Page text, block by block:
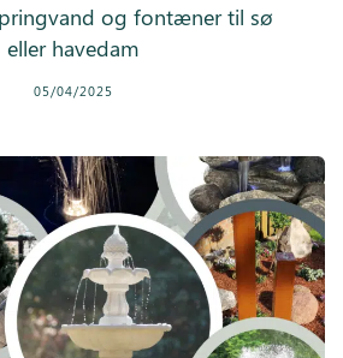
og fontæner til sø
eller havedam
05/04/2025